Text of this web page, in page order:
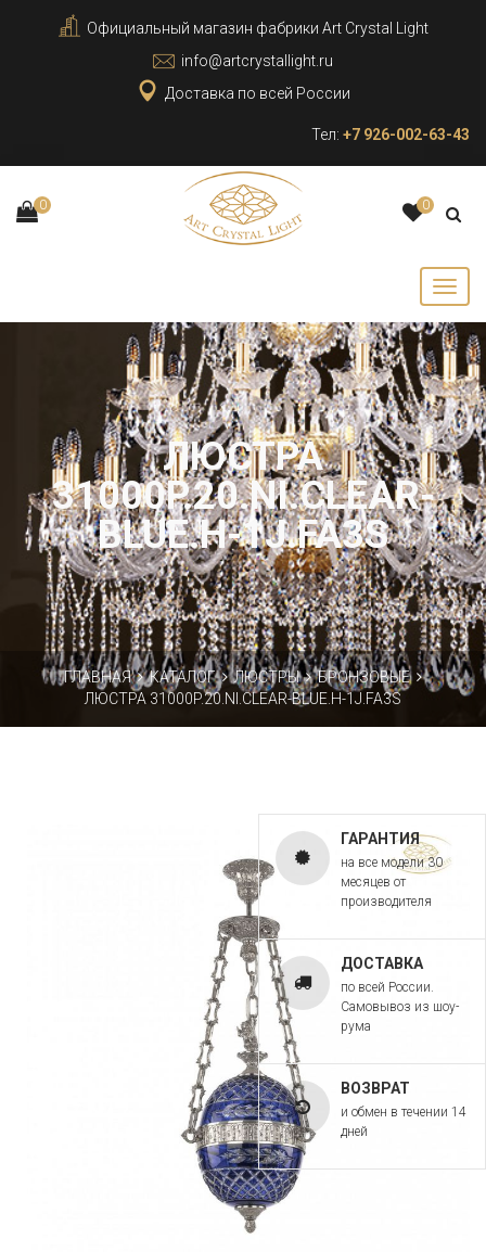
Официальный магазин фабрики Art Crystal Light
info@artcrystallight.ru
Доставка по всей России
Тел: +7 926-002-63-43
0 0
ЛЮСТРА
31000P.20.NI.CLEAR-
BLUE.H-1J.FA3S
ГЛАВНАЯ КАТАЛОГ ЛЮСТРЫ
БРОНЗОВЫЕ
ЛЮСТРА 31000P.20.NI.CLEAR-BLUE.H-1J.FA3S
ГАРАНТИЯ
на все модели 30
месяцев от
производителя
ДОСТАВКА
по всей России.
Самовывоз из шоу-
рума
ВОЗВРАТ
и обмен в течении 14
дней